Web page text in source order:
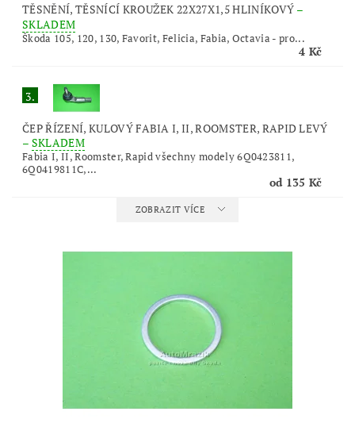
TĚSNĚNÍ, TĚSNÍCÍ KROUŽEK 22X27X1,5 HLINÍKOVÝ –
SKLADEM
Škoda 105, 120, 130, Favorit, Felicia, Fabia, Octavia - pro...
4 Kč
3.
ČEP ŘÍZENÍ, KULOVÝ FABIA I, II, ROOMSTER, RAPID LEVÝ
– SKLADEM
Fabia I, II, Roomster, Rapid všechny modely 6Q0423811,
6Q0419811C,...
od 135 Kč
ZOBRAZIT VÍCE